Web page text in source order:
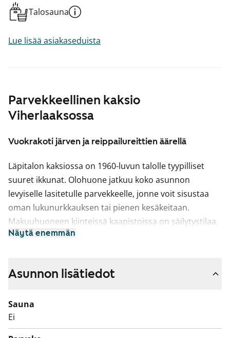
Parvekkeellinen kaksio
Viherlaaksossa
Vuokrakoti järven ja reippailureittien äärellä
Läpitalon kaksiossa on 1960-luvun talolle tyypilliset
suuret ikkunat. Olohuone jatkuu koko asunnon
levyiselle lasitetulle parvekkeelle, jonne voit sisustaa
oman lukunurkkauksen tai pienen kesäkeitaan.
Makuuhuoneen kiinteissä kaapistoissa on säilytystilaa.
Astianpesukone on mahdollista asentaa
liedellä. Kylpyhuoneessa avaruutta ja luonnonvaloa
tuo ikkuna.
Tulehan tutustumaan paikan päälle, voisiko tästä tulla
Näytä enemmän
Talosauna
Lue lisää asiakaseduista
Asunnon lisätiedot
Sauna
Ei